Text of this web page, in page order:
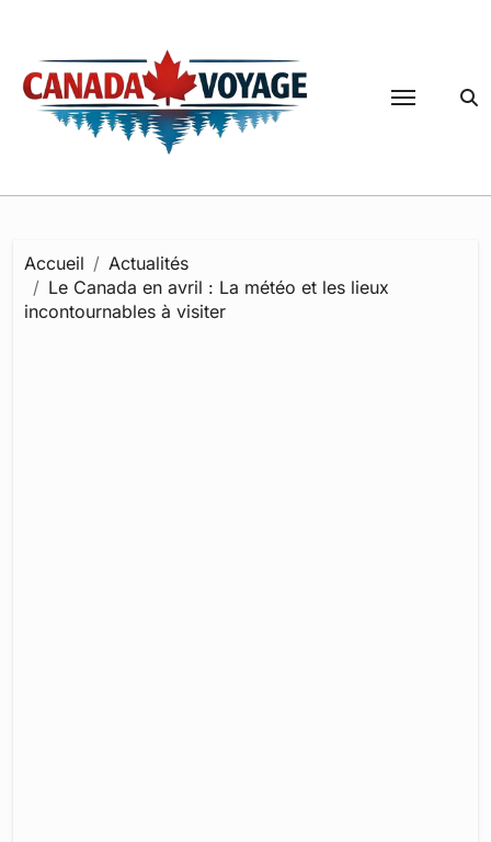
contenu
Accueil
Actualités
Le Canada en avril : La météo et les lieux
incontournables à visiter